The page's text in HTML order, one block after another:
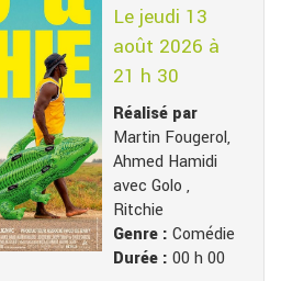
Le jeudi 13
août 2026 à
21 h 30
Réalisé par
Martin Fougerol,
Ahmed Hamidi
avec Golo ,
Ritchie
Genre : Comédie
Durée : 00 h 00